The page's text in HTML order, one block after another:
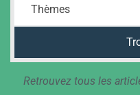
Thèmes
Retrouvez tous les